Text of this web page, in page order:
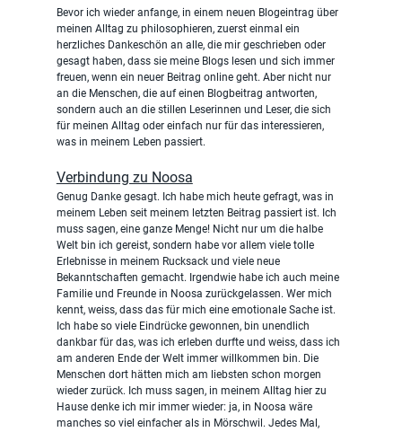
Bevor ich wieder anfange, in einem neuen Blogeintrag über
meinen Alltag zu philosophieren, zuerst einmal ein
herzliches Dankeschön an alle, die mir geschrieben oder
gesagt haben, dass sie meine Blogs lesen und sich immer
freuen, wenn ein neuer Beitrag online geht. Aber nicht nur
an die Menschen, die auf einen Blogbeitrag antworten,
sondern auch an die stillen Leserinnen und Leser, die sich
für meinen Alltag oder einfach nur für das interessieren,
was in meinem Leben passiert.
Verbindung zu Noosa
Genug Danke gesagt. Ich habe mich heute gefragt, was in
meinem Leben seit meinem letzten Beitrag passiert ist. Ich
muss sagen, eine ganze Menge! Nicht nur um die halbe
Welt bin ich gereist, sondern habe vor allem viele tolle
Erlebnisse in meinem Rucksack und viele neue
Bekanntschaften gemacht. Irgendwie habe ich auch meine
Familie und Freunde in Noosa zurückgelassen. Wer mich
kennt, weiss, dass das für mich eine emotionale Sache ist.
Ich habe so viele Eindrücke gewonnen, bin unendlich
dankbar für das, was ich erleben durfte und weiss, dass ich
am anderen Ende der Welt immer willkommen bin. Die
Menschen dort hätten mich am liebsten schon morgen
wieder zurück. Ich muss sagen, in meinem Alltag hier zu
Hause denke ich mir immer wieder: ja, in Noosa wäre
manches so viel einfacher als in Mörschwil. Jedes Mal,